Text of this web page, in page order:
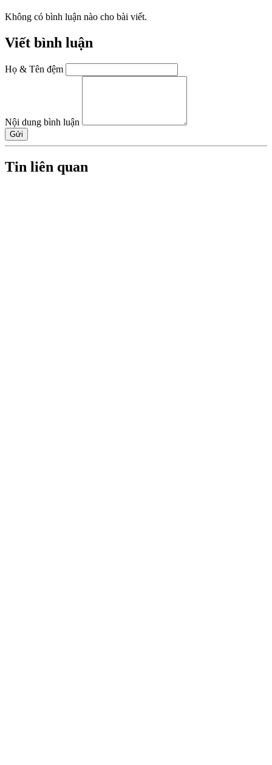
Không có bình luận nào cho bài viết.
Viết bình luận
Họ & Tên đệm
Nội dung bình luận
Gửi
Tin liên quan